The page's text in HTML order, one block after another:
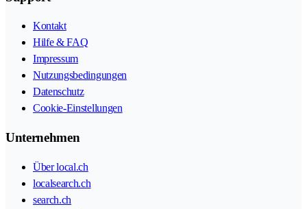
Kontakt
Hilfe & FAQ
Impressum
Nutzungsbedingungen
Datenschutz
Cookie-Einstellungen
Unternehmen
Über local.ch
localsearch.ch
search.ch